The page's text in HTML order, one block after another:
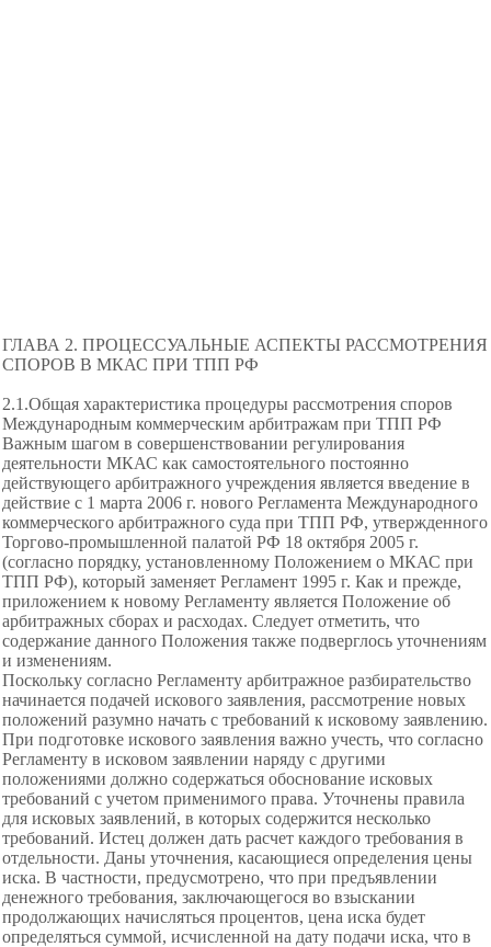
ГЛАВА 2. ПРОЦЕССУАЛЬНЫЕ АСПЕКТЫ РАССМОТРЕНИЯ
СПОРОВ В МКАС ПРИ ТПП РФ
2.1.Общая характеристика процедуры рассмотрения споров
Международным коммерческим арбитражам при ТПП РФ
Важным шагом в совершенствовании регулирования
деятельности МКАС как самостоятельного постоянно
действующего арбитражного учреждения является введение в
действие с 1 марта 2006 г. нового Регламента Международного
коммерческого арбитражного суда при ТПП РФ, утвержденного
Торгово-промышленной палатой РФ 18 октября 2005 г.
(согласно порядку, установленному Положением о МКАС при
ТПП РФ), который заменяет Регламент 1995 г. Как и прежде,
приложением к новому Регламенту является Положение об
арбитражных сборах и расходах. Следует отметить, что
содержание данного Положения также подверглось уточнениям
и изменениям.
Поскольку согласно Регламенту арбитражное разбирательство
начинается подачей искового заявления, рассмотрение новых
положений разумно начать с требований к исковому заявлению.
При подготовке искового заявления важно учесть, что согласно
Регламенту в исковом заявлении наряду с другими
положениями должно содержаться обоснование исковых
требований с учетом применимого права. Уточнены правила
для исковых заявлений, в которых содержится несколько
требований. Истец должен дать расчет каждого требования в
отдельности. Даны уточнения, касающиеся определения цены
иска. В частности, предусмотрено, что при предъявлении
денежного требования, заключающегося во взыскании
продолжающих начисляться процентов, цена иска будет
определяться суммой, исчисленной на дату подачи иска, что в